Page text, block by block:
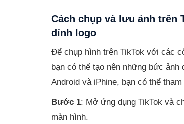
Cách chụp và lưu ảnh trên
dính logo
Để chụp hình trên TikTok với các
bạn có thể tạo nên những bức
Android và iPhine, bạn có thể
Bước 1: Mở ứng dụng TikTok và
màn hình.